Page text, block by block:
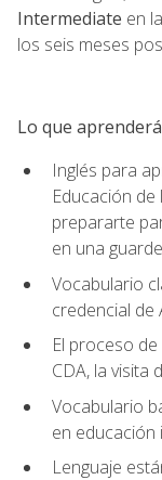
Intermediate en
los seis meses
Lo que
Inglés para
Educación
prepararte
en una
Vocabulario
credencial de
El proceso
CDA, la visita
Vocabulario
en educación
Lenguaje